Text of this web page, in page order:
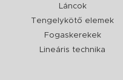
Láncok
Tengelykötő elemek
Fogaskerekek
Lineáris technika